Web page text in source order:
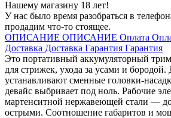
Нашему магазину 18 лет!
У нас было время разобраться в
продадим что-то стоящее.
ОПИСАНИЕ ОПИСАНИЕ Оплата
Доставка Доставка Гарантия Гарантия
Это портативный аккумуляторный
для стрижек, ухода за усами и
устанавливают сменные головки-
девайс выбривает под ноль. Рабочие
мартенситной нержавеющей стали —
острыми. Соотношение габаритов и